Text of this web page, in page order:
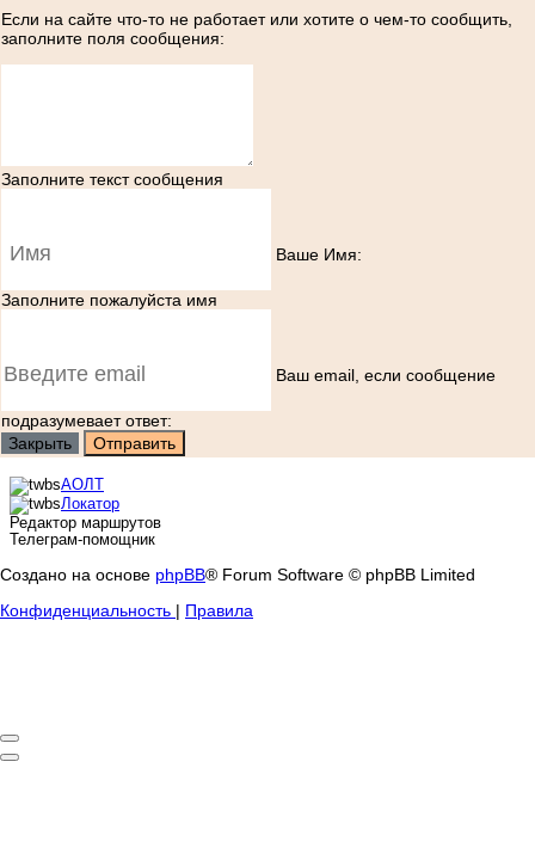
Если на сайте что-то не работает или хотите о чем-то сообщить,
заполните поля сообщения:
Заполните текст сообщения
Ваше Имя:
Заполните пожалуйста имя
Ваш еmail, если сообщение
подразумевает ответ:
Закрыть
Отправить
АОЛТ
Локатор
Редактор маршрутов
Телеграм-помощник
Создано на основе phpBB® Forum Software © phpBB Limited
Конфиденциальность | Правила